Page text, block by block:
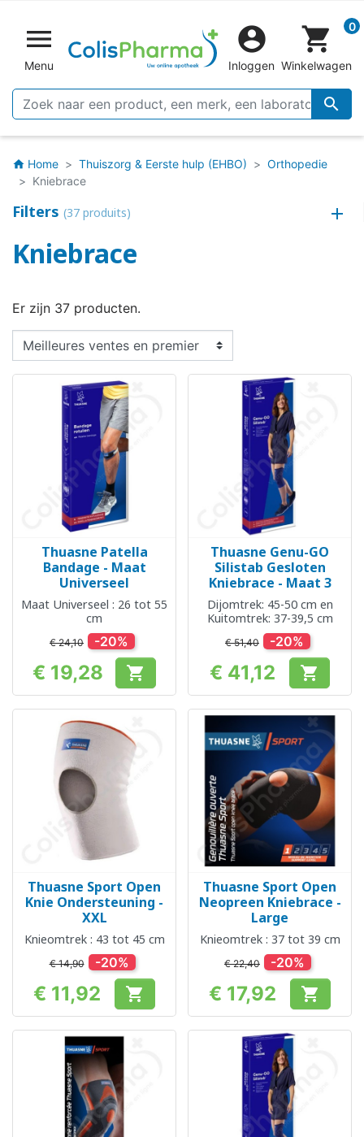

Menu


Inloggen
shopping_cart 0
Winkelwagen
home Home Thuiszorg & Eerste hulp (EHBO)
Orthopedie
Kniebrace
Filters (37 produits)
Kniebrace
Er zijn 37 producten.
Thuasne Patella
Bandage - Maat
Universeel
Maat Universeel : 26 tot 55
cm
€ 24,10 -20%
Prijs
€ 19,28 
Thuasne Genu-GO
Silistab Gesloten
Kniebrace - Maat 3
Dijomtrek: 45-50 cm en
Kuitomtrek: 37-39,5 cm
€ 51,40 -20%
Prijs
€ 41,12 
Thuasne Sport Open
Knie Ondersteuning -
XXL
Knieomtrek : 43 tot 45 cm
€ 14,90 -20%
Prijs
€ 11,92 
Thuasne Sport Open
Neopreen Kniebrace -
Large
Knieomtrek : 37 tot 39 cm
€ 22,40 -20%
Prijs
€ 17,92 